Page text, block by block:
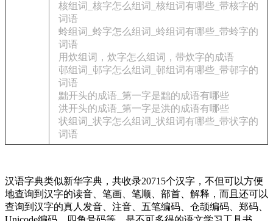
核组词_核字怎么组词_核组词有哪些_带核字的
词语
蛉组词_蛉字怎么组词_蛉组词有哪些_带蛉字的
词语
用炊组词，炊字怎么组词，带炊字的成语
邨组词_邨字怎么组词_邨组词有哪些_带邨字的
词语
黜开头的成语_第一字是黜的成语有哪些
洪开头的成语_第一字是洪的成语有哪些
状组词_状字怎么组词_状组词有哪些_带状字的
词语
汉语字典类似新华字典，共收录20715个汉字，不但可以方便
地查询到汉字的读音、笔画、笔顺、部首、解释，而且还可以
查询到汉字的真人发音、注音、五笔编码、仓颉编码、郑码、